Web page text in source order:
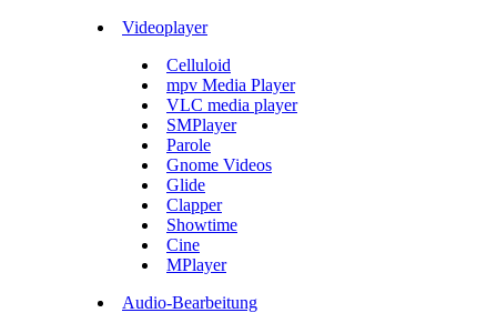
Videoplayer
Celluloid
mpv Media Player
VLC media player
SMPlayer
Parole
Gnome Videos
Glide
Clapper
Showtime
Cine
MPlayer
Audio-Bearbeitung